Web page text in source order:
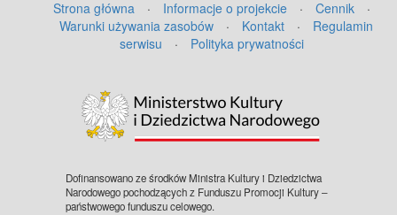
Strona główna · Informacje o projekcie · Cennik
·
Warunki używania zasobów
· Kontakt ·
Regulamin
serwisu
· Polityka prywatności
Dofinansowano ze środków Ministra Kultury i Dziedzictwa
Narodowego pochodzących z Funduszu Promocji Kultury –
państwowego funduszu celowego.